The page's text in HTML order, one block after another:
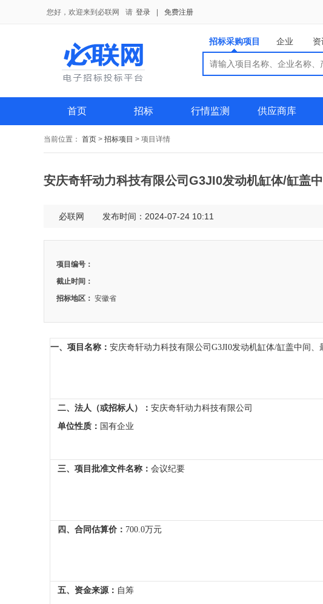
您好，欢迎来到必联网 请 登录 免费注册
招标采购项目 企业
首页 招标 行情监测 供应商库
当前位置： 首页 > 招标项目 > 项目详情
安庆奇轩动力科技有限公司G3JI0发动机缸体/缸盖
必联网 发布时间：2024-07-24 10:11
项目编号：
截止时间：
招标地区： 安徽省
一、项目名称： 安庆奇轩动力科技有限公司G3JI0发动机缸体/缸盖中间、
二、法人（或招标人）： 安庆奇轩动力科技有限公司
单位性质： 国有企业
三、项目批准文件名称： 会议纪要
四、合同估算价： 700.0万元
五、资金来源： 自筹